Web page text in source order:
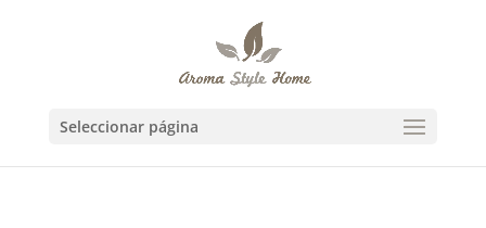
Seleccionar página